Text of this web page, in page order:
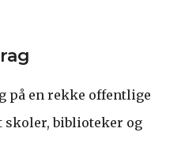
på en rekke offentlige
biblioteker og